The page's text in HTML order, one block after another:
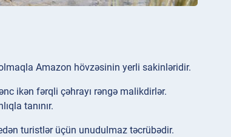
Amazon hövzəsinin yerli sakinləridir.
ikən fərqli çəhrayı rəngə malikdirlər.
tanınır.
turistlər üçün unudulmaz təcrübədir.